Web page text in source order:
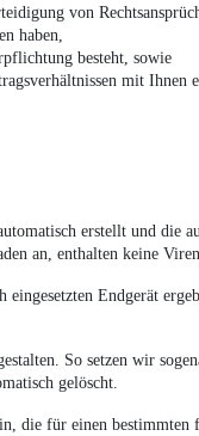
von
haben,
besteht, sowie
mit Ihnen
erstellt und die
an, enthalten keine
Endgerät
So setzen wir
gelöscht.
die für einen bestimmten